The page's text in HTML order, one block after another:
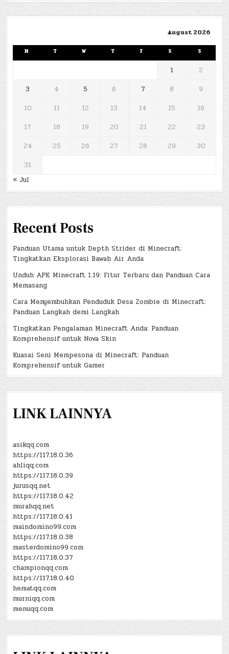
August 2026
M T W T F S S
1
2
3
4 5 6 7 8
9
10
11 12 13 14 15
16
17
18 19 20 21 22
23
24
25 26 27 28 29
30
31
« Jul
Recent Posts
Panduan Utama untuk Depth Strider di Minecraft:
Tingkatkan Eksplorasi Bawah Air Anda
Unduh APK Minecraft 1.19: Fitur Terbaru dan Panduan Cara
Memasang
Cara Menyembuhkan Penduduk Desa Zombie di Minecraft:
Panduan Langkah demi Langkah
Tingkatkan Pengalaman Minecraft Anda: Panduan
Komprehensif untuk Nova Skin
Kuasai Seni Mempesona di Minecraft: Panduan
Komprehensif untuk Gamer
LINK LAINNYA
asikqq.com
https://117.18.0.36
ahliqq.com
https://117.18.0.39
jurusqq.net
https://117.18.0.42
murahqq.net
https://117.18.0.41
maindomino99.com
https://117.18.0.38
masterdomino99.com
https://117.18.0.37
championqq.com
https://117.18.0.40
hematqq.com
murniqq.com
menuqq.com